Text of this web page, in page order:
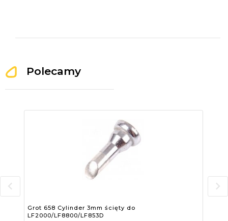
Polecamy
Grot 658 Cylinder 3mm ścięty do
LF2000/LF8800/LF853D